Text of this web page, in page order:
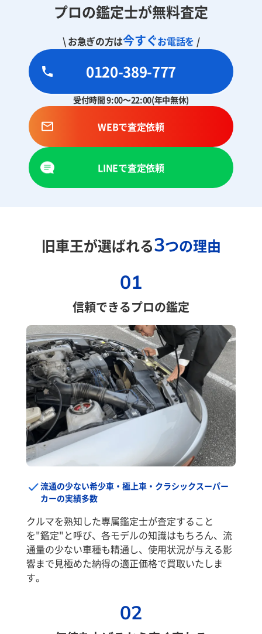
プロの鑑定士が無料査定
\ お急ぎの方は今すぐお電話を /
0120-389-777
受付時間 9:00～22:00(年中無休)
WEBで査定依頼
LINEで査定依頼
旧車王が選ばれる3つの理由
01
信頼できるプロの鑑定
流通の少ない希少車・極上車・クラシックスーパー
カーの実績多数
クルマを熟知した専属鑑定士が査定すること
を"鑑定"と呼び、各モデルの知識はもちろん、流
通量の少ない車種も精通し、使用状況が与える影
響まで見極めた納得の適正価格で買取いたしま
す。
02